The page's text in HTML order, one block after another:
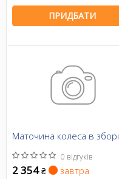
ПРИДБАТИ
Маточина колеса в зборі
0 відгуків
2 354₴ завтра